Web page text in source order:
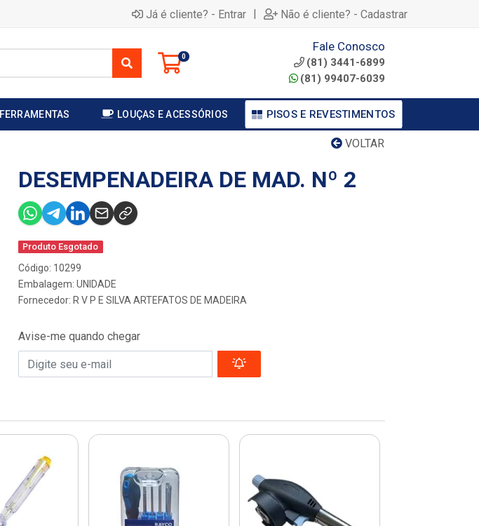
Já é cliente? - Entrar | Não é cliente? - Cadastrar
0
Fale Conosco
(81) 3441-6899
(81) 99407-6039
FERRAMENTAS LOUÇAS E ACESSÓRIOS PISOS E REVESTIMENTOS
VOLTAR
DESEMPENADEIRA DE MAD. Nº 2
Produto Esgotado
Código: 10299
Embalagem: UNIDADE
Fornecedor: R V P E SILVA ARTEFATOS DE MADEIRA
Avise-me quando chegar